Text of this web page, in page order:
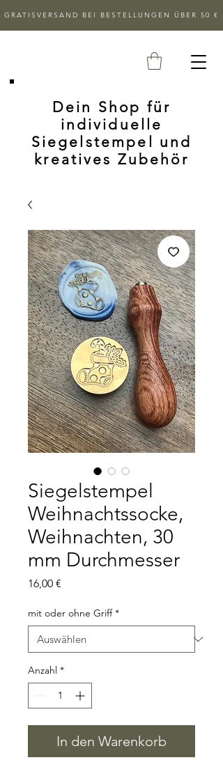
GRATISVERSAND BEI BESTELLUNGEN ÜBER 50 €
Dein Shop für
individuelle
Siegelstempel und
kreatives Zubehör
Siegelstempel
Weihnachtssocke,
Weihnachten, 30
mm Durchmesser
16,00 €
mit oder ohne Griff *
Anzahl *
In den Warenkorb